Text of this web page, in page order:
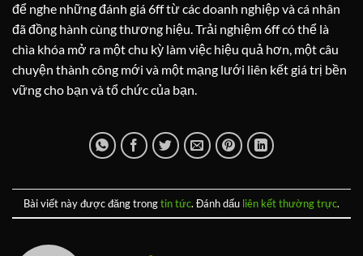
để nghe những đánh giá 6ff từ các doanh nghiệp và cá nhân
đã đồng hành cùng thương hiệu. Trải nghiệm 6ff có thể là
chìa khóa mở ra một chu kỳ làm việc hiệu quả hơn, một câu
chuyện thành công mới và một mạng lưới liên kết giá trị bền
vững cho bạn và tổ chức của bạn.
Bài viết này được đăng trongtin tức. Đánh dấu liên kết thường trực.